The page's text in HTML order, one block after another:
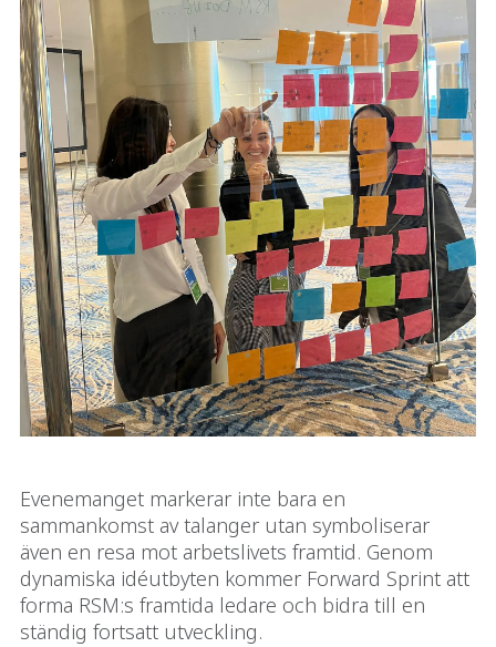
Evenemanget markerar inte bara en
sammankomst av talanger utan symboliserar
även en resa mot arbetslivets framtid. Genom
dynamiska idéutbyten kommer Forward Sprint att
forma RSM:s framtida ledare och bidra till en
ständig fortsatt utveckling.